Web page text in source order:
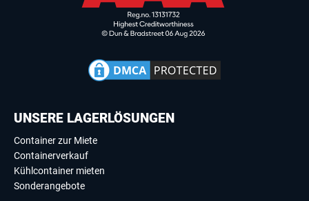
UNSERE LAGERLÖSUNGEN
Container zur Miete
Containerverkauf
Kühlcontainer mieten
Sonderangebote